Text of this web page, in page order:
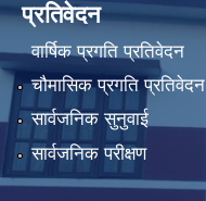
प्रतिवेदन
वार्षिक प्रगति प्रतिवेदन
चौमासिक प्रगति प्रतिवेदन
सार्वजनिक सुनुवाई
सार्वजनिक परीक्षण